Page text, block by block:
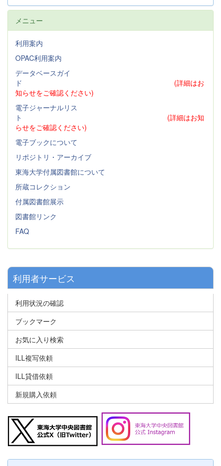
メニュー
利用案内
OPAC利用案内
データベースガイ
ド
(詳細はお
知らせをご確認ください)
電子ジャーナルリス
ト
(詳細はお知
らせをご確認ください)
電子ブックについて
リポジトリ・アーカイブ
東海大学付属図書館について
所蔵コレクション
付属図書館展示
図書館リンク
FAQ
利用者サービス
利用状況の確認
ブックマーク
お気に入り検索
ILL複写依頼
ILL貸借依頼
新規購入依頼